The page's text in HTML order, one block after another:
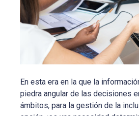
En esta era en la que la
piedra angular de las decisiones
ámbitos, para la gestión de la